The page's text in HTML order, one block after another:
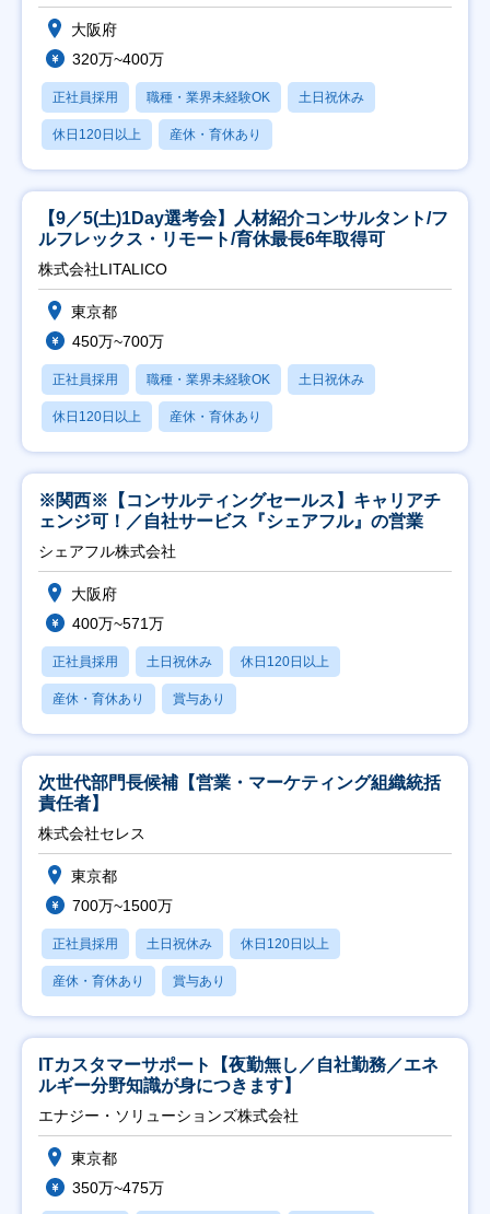
大阪府
320万~400万
正社員採用 職種・業界未経験OK 土日祝休み
休日120日以上 産休・育休あり
【9／5(土)1Day選考会】人材紹介コンサルタント/フ
ルフレックス・リモート/育休最長6年取得可
株式会社LITALICO
東京都
450万~700万
正社員採用 職種・業界未経験OK 土日祝休み
休日120日以上 産休・育休あり
※関西※【コンサルティングセールス】キャリアチ
ェンジ可！／自社サービス『シェアフル』の営業
シェアフル株式会社
大阪府
400万~571万
正社員採用 土日祝休み 休日120日以上
産休・育休あり 賞与あり
次世代部門長候補【営業・マーケティング組織統括
責任者】
株式会社セレス
東京都
700万~1500万
正社員採用 土日祝休み 休日120日以上
産休・育休あり 賞与あり
ITカスタマーサポート【夜勤無し／自社勤務／エネ
ルギー分野知識が身につきます】
エナジー・ソリューションズ株式会社
東京都
350万~475万